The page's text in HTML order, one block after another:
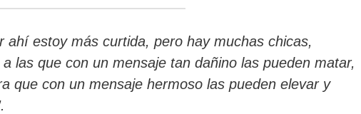
ahí estoy más curtida, pero hay muchas chicas,
las que con un mensaje tan dañino las pueden matar,
que con un mensaje hermoso las pueden elevar y